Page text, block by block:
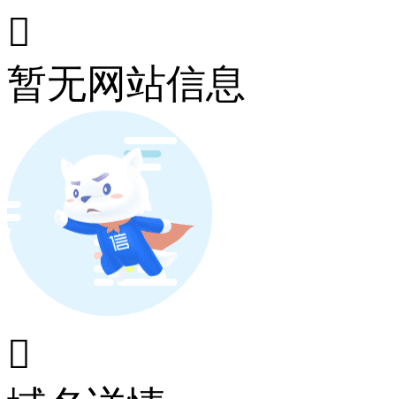

暂无网站信息
